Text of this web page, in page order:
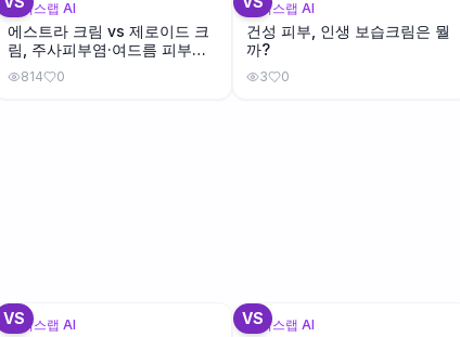
뷰틱스랩 AI
에스트라 크림 vs 제로이드 크
림, 주사피부염·여드름 피부엔
뭐가 맞을까?
814 0
뷰틱스랩 AI
건성 피부, 인생 보습크림은 뭘
까?
3 0
VS
뷰틱스랩 AI VS
뷰틱스랩 AI